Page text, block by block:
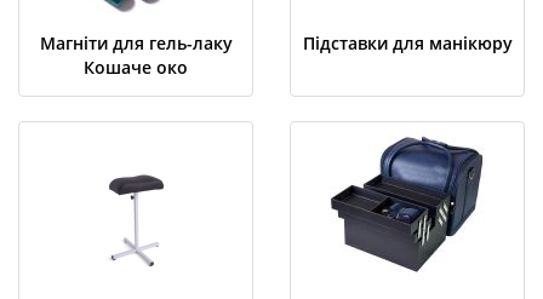
Магніти для гель-лаку
Кошаче око
Підставки для манікюру